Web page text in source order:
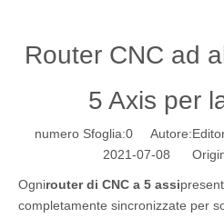
Router CNC ad
5 Axis per
numero Sfoglia:0
2021-07-08
Ognirouter di CNC a 5 assi
completamente sincronizzate per